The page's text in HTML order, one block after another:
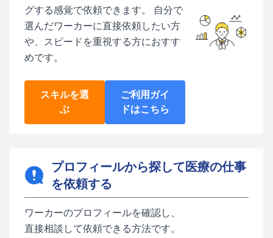
グする感覚で依頼できます。 自分で
選んだワーカーに直接依頼したい方
や、スピードを重視する方におすす
めです。
スキルを選
ぶ
ご利用ガイ
ドはこちら
プロフィールから探して医療の仕事
を依頼する
ワーカーのプロフィールを確認し、
直接相談して依頼できる方法です。